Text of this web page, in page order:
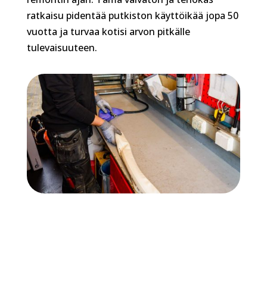
ratkaisu pidentää putkiston käyttöikää jopa 50
vuotta ja turvaa kotisi arvon pitkälle
tulevaisuuteen.